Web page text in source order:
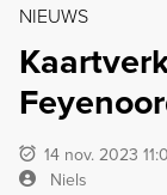
NIEUWS
14 nov. 2023
Niels